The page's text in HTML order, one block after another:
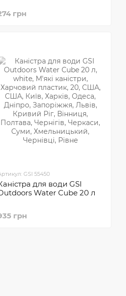
грн
GSI 55450
для води GSI
Water Cube 20 л
грн